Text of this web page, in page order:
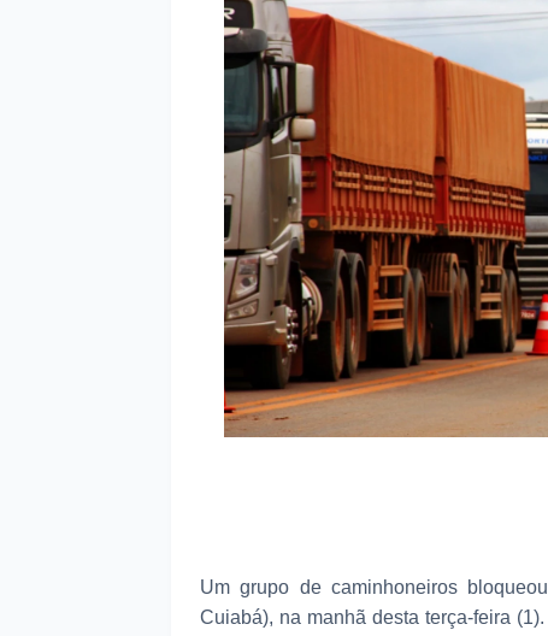
Um grupo de caminhoneiros
Cuiabá), na manhã desta terça-feira